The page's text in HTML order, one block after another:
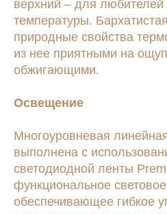
верхний – для любителей
температуры.
природные свойства
из нее приятными на
обжигающими.
Освещение
Многоуровневая
выполнена с
светодиодной ленты
функциональное
обеспечивающее гибкое